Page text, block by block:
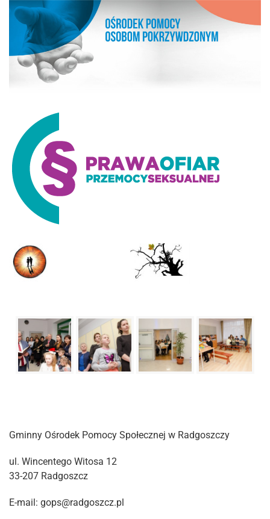
Gminny Ośrodek Pomocy Społecznej w Radgoszczy
ul. Wincentego Witosa 12
33-207 Radgoszcz
E-mail: gops@radgoszcz.pl